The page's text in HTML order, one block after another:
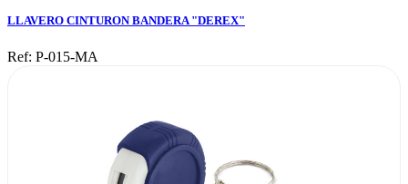
LLAVERO CINTURON BANDERA "DEREX"
Ref: P-015-MA